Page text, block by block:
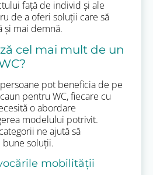
față de individ și ale
de a oferi soluții care să
și mai demnă.
cel mai mult de un
pot beneficia de pe
pentru WC, fiecare cu
o abordare
modelului potrivit.
ne ajută să
soluții.
mobilității